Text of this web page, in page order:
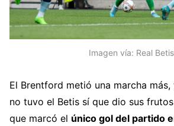
Imagen vía: Real
El Brentford metió una marcha
no tuvo el Betis sí que dio sus
que marcó el único gol del partido